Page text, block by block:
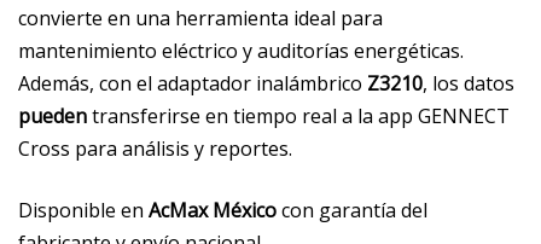
convierte en una herramienta ideal para
mantenimiento eléctrico y auditorías energéticas.
Además, con el adaptador inalámbrico Z3210, los datos
puedentransferirse en tiempo real a la app GENNECT
Cross para análisis y reportes.
Disponible en AcMax Méxicocon garantía del